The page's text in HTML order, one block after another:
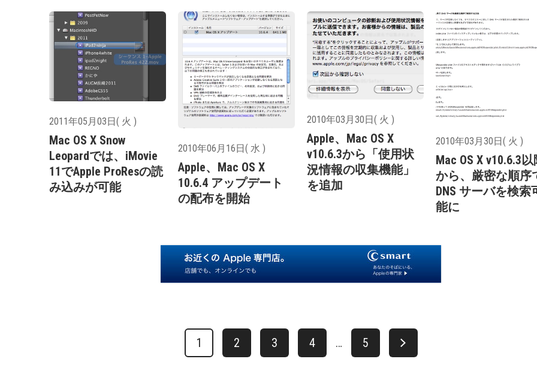
2011年05月03日( 火 )
Mac OS X Snow
Leopardでは、iMovie
11でApple ProResの読
み込みが可能
2010年06月16日( 水 )
Apple、Mac OS X
10.6.4 アップデート
の配布を開始
2010年03月30日( 火 )
Apple、Mac OS X
v10.6.3から「使用状
況情報の収集機能」
を追加
2010年03月30日( 火 )
Mac OS X v10.6.3
から、厳密な順序
DNS サーバを検索
能に
1 2 3 4 … 5